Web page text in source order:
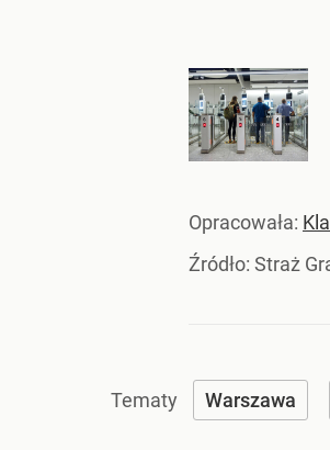
Opracowała:
Źródło: Straż
Warszawa